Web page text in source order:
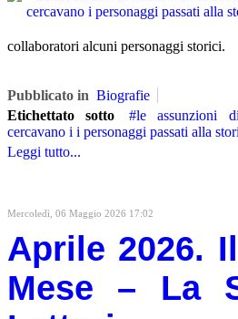
collaboratori alcuni personaggi storici.
Pubblicato in Biografie
Etichettato sotto
le assunzioni
cercavano i i personaggi passati alla
Leggi tutto...
Mercoledì, 06 Maggio 2026 17:02
Aprile 2026.
Mese – La